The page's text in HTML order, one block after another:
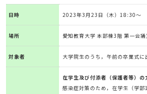
日時 2023年3月23日（木）18:30～
場所 愛知教育大学 本部棟3階 第一会議
対象者 大学院生のうち，午前の卒業式
在学生及び付添者（保護者等）の
感染症対策のため，在学生（学部